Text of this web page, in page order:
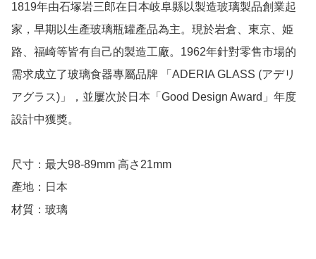
1819年由石塚岩三郎在日本岐阜縣以製造玻璃製品創業起
家，早期以生產玻璃瓶罐產品為主。現於岩倉、東京、姫
路、福崎等皆有自己的製造工廠。1962年針對零售市場的
需求成立了玻璃食器專屬品牌 「ADERIA GLASS (アデリ
アグラス)」，並屢次於日本「Good Design Award」年度
設計中獲獎。
尺寸：最大98-89mm 高さ21mm
產地：日本